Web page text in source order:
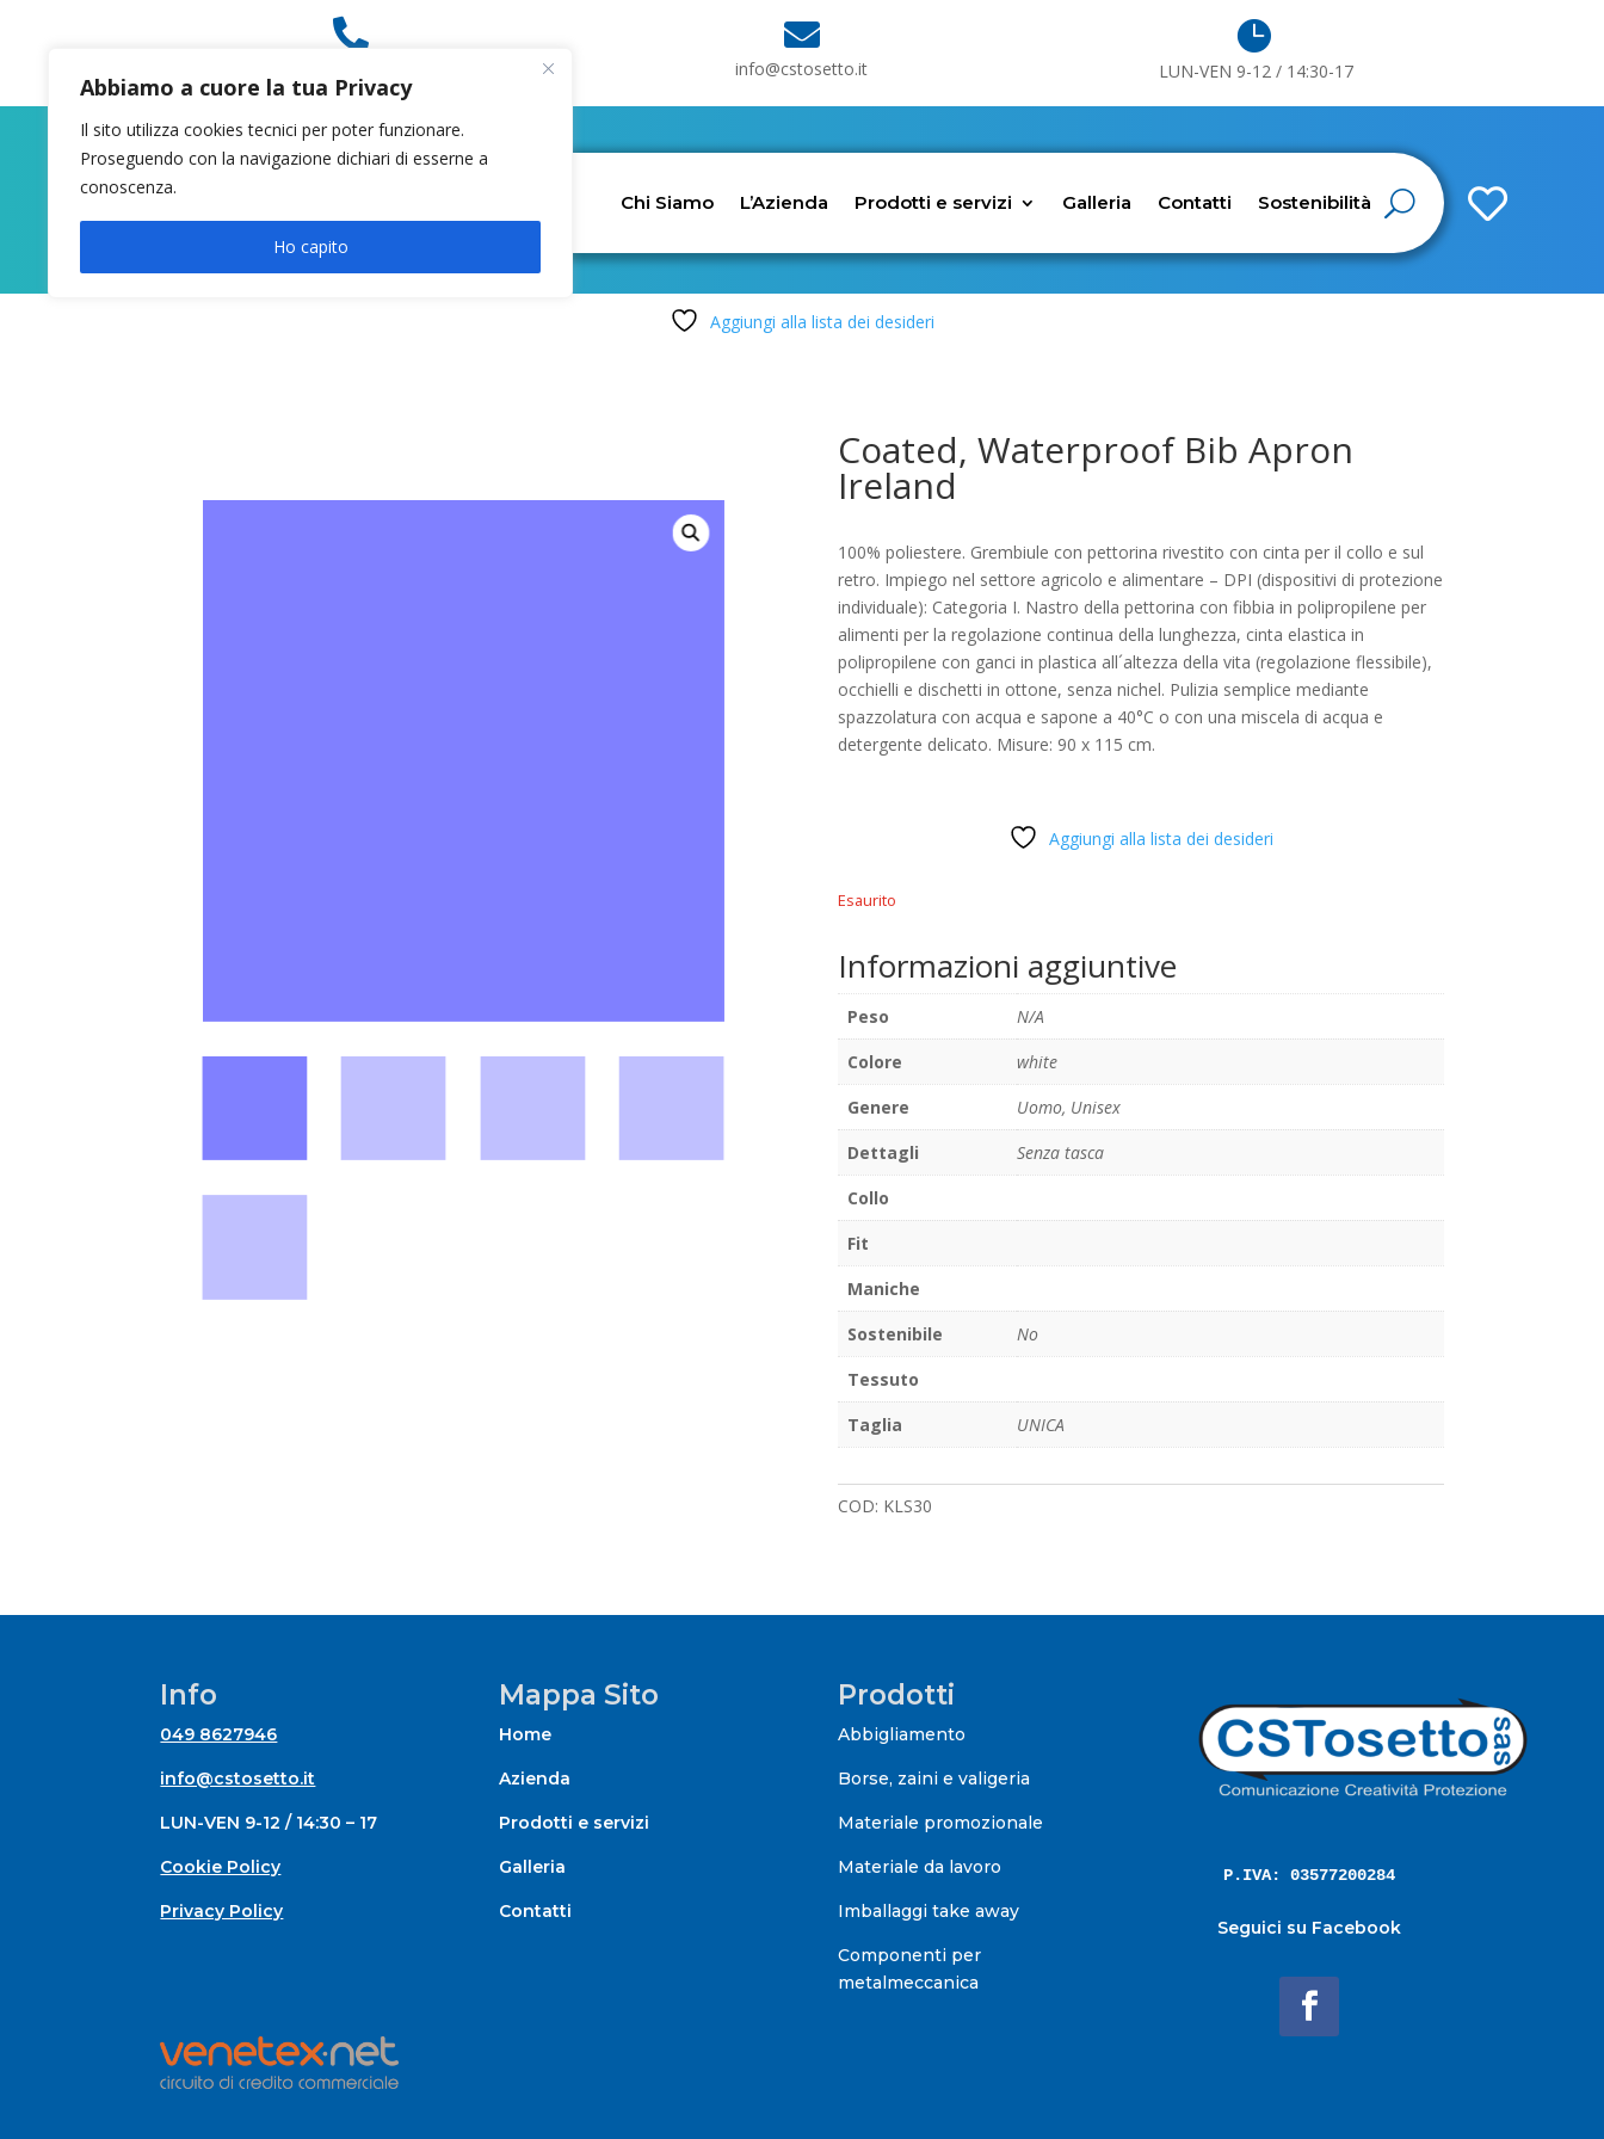
Abbiamo a cuore la tua Privacy
Il sito utilizza cookies tecnici per poter funzionare.
Proseguendo con la navigazione dichiari di esserne a
conoscenza.
Ho capito
 
info@cstosetto.it

LUN-VEN 9-12 / 14:30-17

Chi Siamo L’Azienda Prodotti e servizi Galleria Contatti Sostenibilità
Aggiungi alla lista dei desideri
Coated, Waterproof Bib Apron
Ireland
100% poliestere. Grembiule con pettorina rivestito con cinta per il collo e sul
retro. Impiego nel settore agricolo e alimentare – DPI (dispositivi di protezione
individuale): Categoria I. Nastro della pettorina con fibbia in polipropilene per
alimenti per la regolazione continua della lunghezza, cinta elastica in
polipropilene con ganci in plastica all´altezza della vita (regolazione flessibile),
occhielli e dischetti in ottone, senza nichel. Pulizia semplice mediante
spazzolatura con acqua e sapone a 40°C o con una miscela di acqua e
detergente delicato. Misure: 90 x 115 cm.
Aggiungi alla lista dei desideri
Esaurito
Informazioni aggiuntive
Peso
N/A
Colore
white
Genere
Uomo, Unisex
Dettagli
Senza tasca
Collo
Fit
Maniche
Sostenibile
No
Tessuto
Taglia
UNICA
COD: KLS30
Info
049 8627946
info@cstosetto.it
LUN-VEN 9-12 / 14:30 – 17
Cookie Policy
Privacy Policy
Mappa Sito
Home
Azienda
Prodotti e servizi
Galleria
Contatti
Prodotti
Abbigliamento
Borse, zaini e valigeria
Materiale promozionale
Materiale da lavoro
Imballaggi take away
Componenti per
metalmeccanica
P.IVA: 03577200284
Seguici su Facebook